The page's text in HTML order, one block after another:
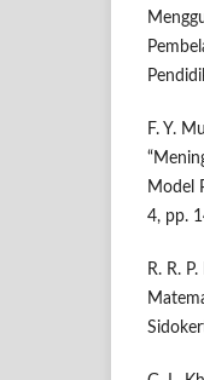
F. Y.
Model
4, pp.
R. R.